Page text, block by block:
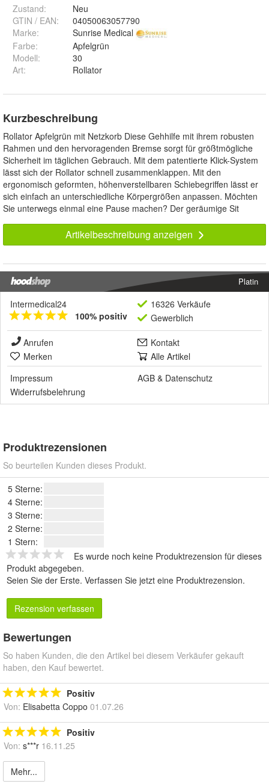
Zustand:
Neu
GTIN / EAN:
04050063057790
Marke:
Sunrise Medical
Farbe:
Apfelgrün
Modell:
30
Art: Rollator
Kurzbeschreibung
Rollator Apfelgrün mit Netzkorb Diese Gehhilfe mit ihrem robusten
Rahmen und den hervoragenden Bremse sorgt für größtmögliche
Sicherheit im täglichen Gebrauch. Mit dem patentierte Klick-System
lässt sich der Rollator schnell zusammenklappen. Mit den
ergonomisch geformten, höhenverstellbaren Schiebegriffen lässt er
sich einfach an unterschiedliche Körpergrößen anpassen. Möchten
Sie unterwegs einmal eine Pause machen? Der geräumige Sit
Artikelbeschreibung anzeigen
Platin
Intermedical24
100% positiv
16326 Verkäufe
Gewerblich
Anrufen
Kontakt
Merken
Alle Artikel
Impressum
AGB & Datenschutz
Widerrufsbelehrung
Produktrezensionen
So beurteilen Kunden dieses Produkt.
5 Sterne:
4 Sterne:
3 Sterne:
2 Sterne:
1 Stern:
Es wurde noch keine Produktrezension für dieses
Produkt abgegeben.
Seien Sie der Erste. Verfassen Sie jetzt eine Produktrezension.
Rezension verfassen
Bewertungen
So haben Kunden, die den Artikel bei diesem Verkäufer gekauft
haben, den Kauf bewertet.
Positiv
Von: Elisabetta Coppo 01.07.26
Positiv
Von: s***r 16.11.25
Mehr...